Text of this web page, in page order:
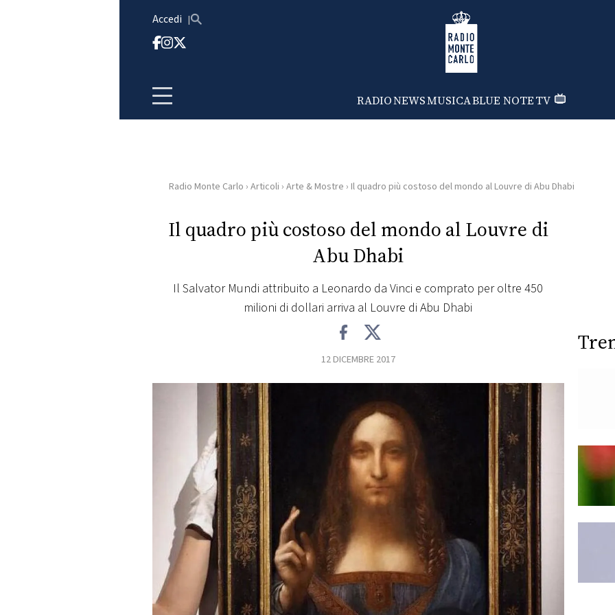
Accedi Radio Monte Carlo
RADIONEWSMUSICABLUE NOTETV
HOME
RADIO
RADIO
CONCORSI
EVENTI
VIDEO
PRINCIPATO
Radio Monte Carlo › Articoli › Arte & Mostre › Il quadro più costoso del mondo al Louvre di Abu Dhabi
Il quadro più costoso del mondo al Louvre di
Abu Dhabi
Il Salvator Mundi attribuito a Leonardo da Vinci e comprato per oltre 450
milioni di dollari arriva al Louvre di Abu Dhabi
12 DICEMBRE 2017